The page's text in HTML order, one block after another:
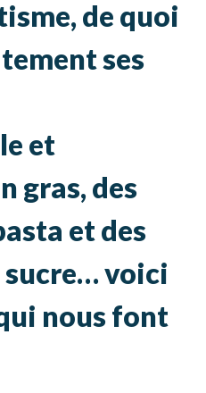
de quoi
ses
et
gras, des
et des
sucre… voici
nous font